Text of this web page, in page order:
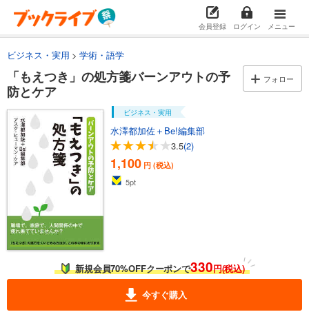
会員登録 ログイン メニュー
ビジネス・実用 学術・語学
「もえつき」の処方箋バーンアウトの予
防とケア
フォロー
ビジネス・実用
水澤都加佐＋Be!編集部
3.5(2)
1,100 円 (税込)
5pt
新規会員70%OFFクーポンで330円(税込)
今すぐ購入